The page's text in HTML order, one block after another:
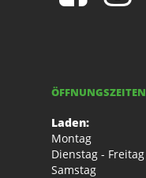
ÖFFNUNGSZEITEN
Laden:
Montag
Dienstag - Freitag
Samstag